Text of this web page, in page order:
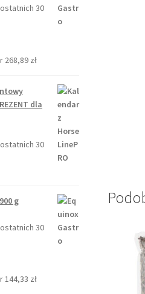
30
268,89 zł
dla
30
g
30
144,33 zł